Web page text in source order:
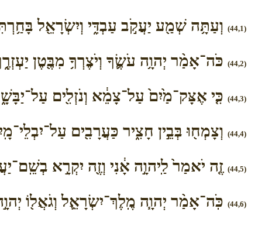
(44,1) וְעַתָּ֥ה שְׁמַ֖ע יַעֲקֹ֣ב עַבְדִּ֑י וְיִשְׂרָאֵ֖ל
(44,2) כֹּה־אָמַ֨ר יְהוָ֥ה עֹשֶׂ֛ךָ וְיֹצֶרְךָ֥ מִבֶּ֖טֶן
(44,3) כִּ֤י אֶצָּק־מַ֙יִם֙ עַל־צָמֵ֔א וְנֹזְלִ֖ים
(44,4) וְצָמְח֖וּ בְּבֵ֣ין חָצִ֑יר כַּעֲרָבִ֖ים
(44,5) זֶ֤ה יֹאמַר֙ לַֽיהוָ֣ה אָ֔נִי וְזֶ֖ה יִקְרָ֣א
(44,6) כֹּֽה־אָמַ֨ר יְהוָ֧ה מֶֽלֶךְ־יִשְׂרָאֵ֛ל וְגֹאֲל֖וֹ